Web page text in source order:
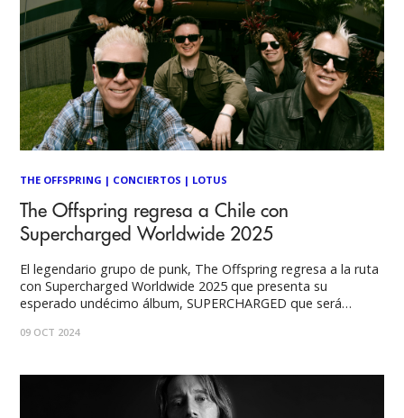
THE OFFSPRING | CONCIERTOS | LOTUS
The Offspring regresa a Chile con
Supercharged Worldwide 2025
El legendario grupo de punk, The Offspring regresa a la ruta
con Supercharged Worldwide 2025 que presenta su
esperado undécimo álbum, SUPERCHARGED que será
tres adelantos “Light It Up”, “Make It All Right” y “Come to
09 OCT 2024